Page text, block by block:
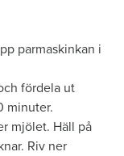
parmaskinkan i
fördela ut
minuter.
mjölet. Häll på
Riv ner